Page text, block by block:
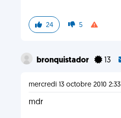
24 5
bronquistador 13
mercredi 13 octobre 2010 2:33
mdr